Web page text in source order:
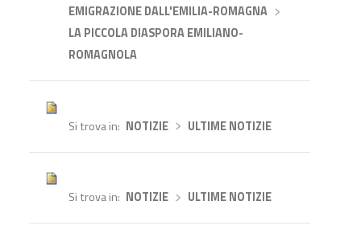
EMIGRAZIONE DALL'EMILIA-ROMAGNA›
LA PICCOLA DIASPORA EMILIANO-
ROMAGNOLA
Si trova in NOTIZIE› ULTIME NOTIZIE
Si trova in NOTIZIE› ULTIME NOTIZIE